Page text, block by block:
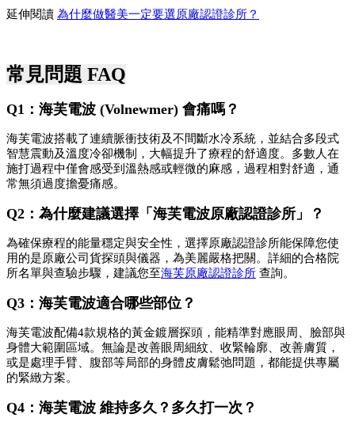
延伸閱讀 為什麼做醫美一定要選原廠認證診所？
常見問題 FAQ
Q1：海芙電波 (Volnewmer) 會痛嗎？
海芙電波搭載了連續脈衝技術及不間斷水冷系統，並結合多段式
智慧震動及溫度冷卻機制，大幅提升了療程的舒適度。多數人在
施打過程中僅會感受到溫熱感或輕微的麻感，過程相對舒適，通
常無須過度擔憂痛感。
Q2：為什麼建議選擇「海芙電波原廠認證診所」？
為確保療程的能量穩定與安全性，選擇原廠認證診所能保障您使
用的是原廠公司貨探頭與儀器，為美麗嚴格把關。詳細的合格院
所名單與查驗步驟，建議您至海芙原廠認證診所 查詢。
Q3：海芙電波適合哪些部位？
海芙電波配備4款規格的黃金鍍層探頭，能精準對應眼周、臉部與
身體大範圍區域。無論是改善眼周細紋、收緊輪廓、改善膚質，
或是處理手臂、腹部等局部的身體皮膚鬆弛問題，都能提供專屬
的緊緻方案。
Q4：海芙電波 維持多久？多久打一次？